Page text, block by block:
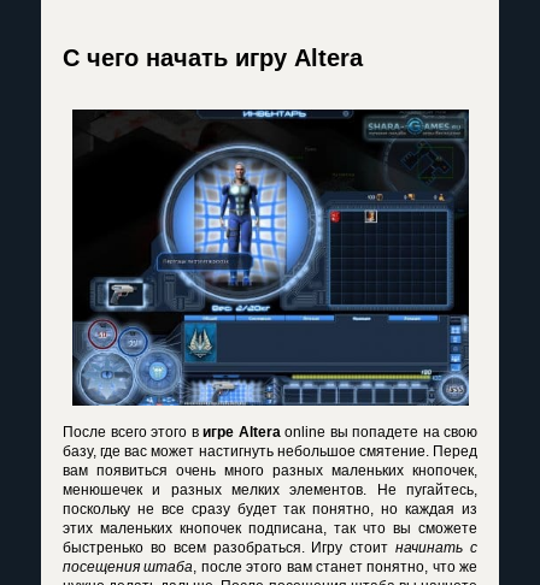
С чего начать игру Altera
После всего этого в игре Alteraonline вы попадете на свою
базу, где вас может настигнуть небольшое смятение. Перед
вам появиться очень много разных маленьких кнопочек,
менюшечек и разных мелких элементов. Не пугайтесь,
поскольку не все сразу будет так понятно, но каждая из
этих маленьких кнопочек подписана, так что вы сможете
быстренько во всем разобраться. Игру стоитначинать с
посещения штаба, после этого вам станет понятно, что же